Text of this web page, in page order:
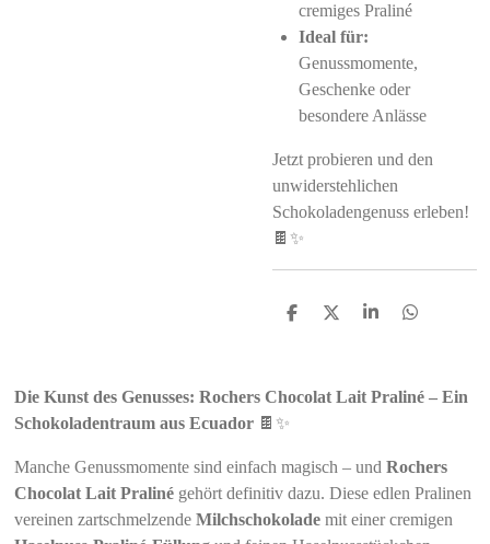
cremiges Praliné
Ideal für:
Genussmomente,
Geschenke oder
besondere Anlässe
Jetzt probieren und den
unwiderstehlichen
Schokoladengenuss erleben!
🍫✨
S
S
e
S
e
S
Die Kunst des Genusses: Rochers Chocolat Lait Praliné – Ein
Schokoladentraum aus Ecuador🍫✨
Manche Genussmomente sind einfach magisch – und Rochers
Chocolat Lait Pralinégehört definitiv dazu. Diese edlen Pralinen
vereinen zartschmelzende Milchschokolademit einer cremigen